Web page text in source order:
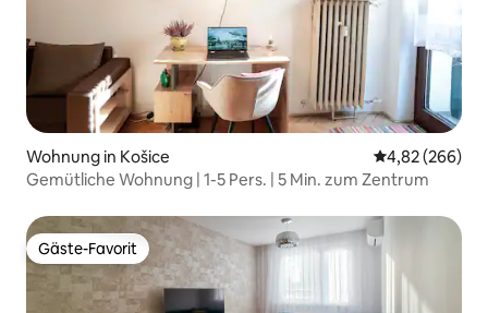
Wohnung in Košice
4,82 (266)
Gemütliche Wohnung | 1-5 Pers. | 5 Min. zum Zentrum
Gäste-Favorit
Gäste-Favorit